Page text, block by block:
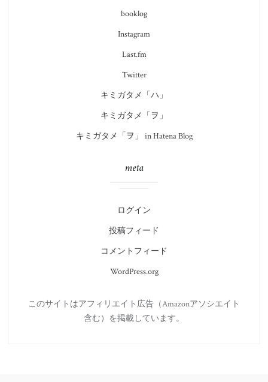
booklog
Instagram
Last.fm
Twitter
キミガタメ「ハ」
キミガタメ「ヲ」
キミガタメ「ヲ」 in Hatena Blog
meta
ログイン
投稿フィード
コメントフィード
WordPress.org
このサイトはアフィリエイト広告（Amazonアソシエイト
含む）を掲載しています。